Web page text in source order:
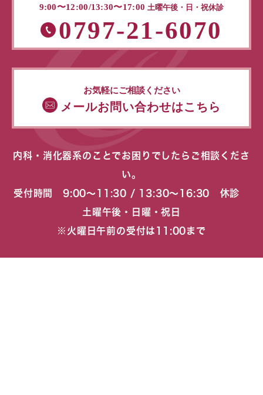
9:00〜12:00/13:30〜17:00 土曜午後・日・祝休診
0797-21-6070
お気軽にご相談ください
メールお問い合わせはこちら
内科・消化器系のことでお困りでしたらご相談くださ
い。
受付時間 9:00〜11:30 / 13:30〜16:30 休診
土曜午後・日曜・祝日
※火曜日午前の受付は11:00まで